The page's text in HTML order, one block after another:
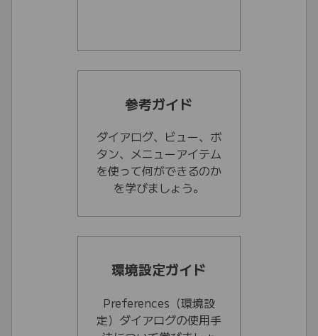
参考ガイド
ダイアログ、ビュー、ボ
タン、メニューアイテム
を使って何ができるのか
を学びましょう。
環境設定ガイド
Preferences（環境設
定）ダイアログの使用手